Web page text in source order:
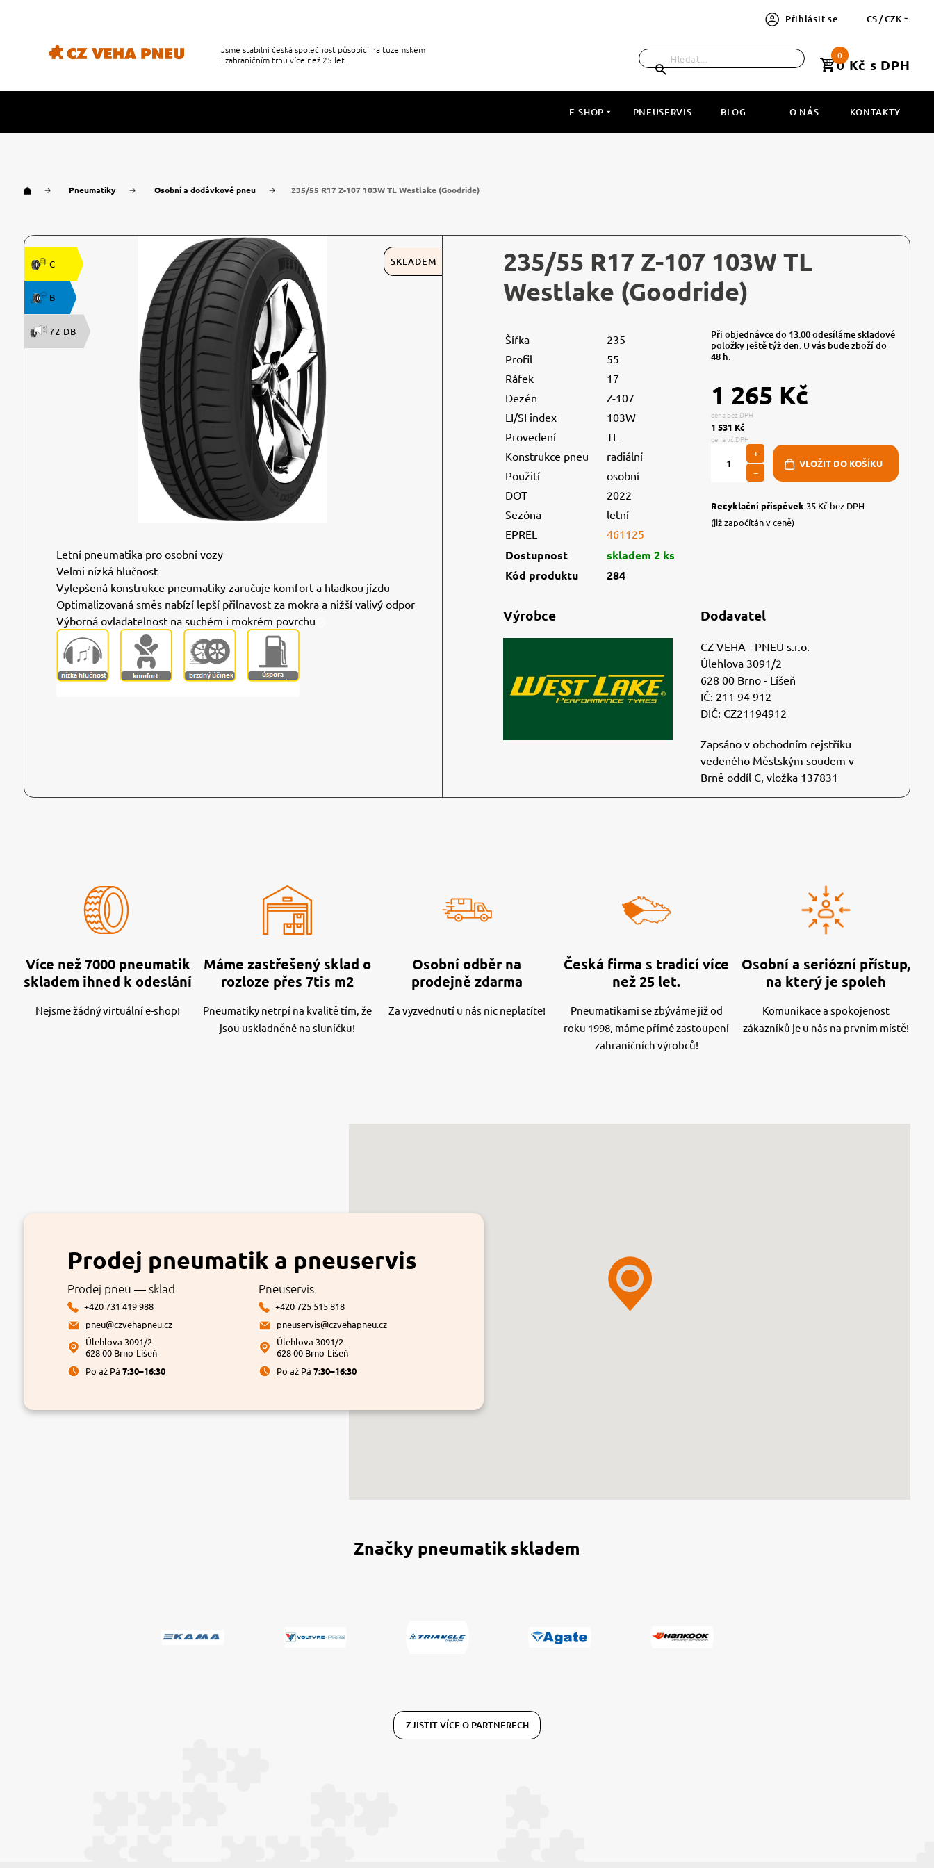
Přihlásit se CS / CZK
Jsme stabilní česká společnost působící na tuzemském
i zahraničním trhu více než 25 let.
0
0 Kč s DPH
E-SHOP PNEUSERVIS BLOG O NÁS KONTAKTY
Pneumatiky Osobní a dodávkové pneu 235/55 R17 Z-107 103W TL Westlake (Goodride)
SKLADEM
C
B
72 DB
Letní pneumatika pro osobní vozy
Velmi nízká hlučnost
Vylepšená konstrukce pneumatiky zaručuje komfort a hladkou jízdu
Optimalizovaná směs nabízí lepší přilnavost za mokra a nižší valivý odpor
Výborná ovladatelnost na suchém i mokrém povrchu
235/55 R17 Z-107 103W TL
Westlake (Goodride)
Šířka
235
Profil
55
Ráfek
17
Dezén
Z-107
LI/SI index
103W
Provedení
TL
Konstrukce pneu
radiální
Použití
osobní
DOT
2022
Sezóna
letní
EPREL
461125
Dostupnost
skladem 2 ks
Kód produktu
284
Při objednávce do 13:00 odesíláme skladové
položky ještě týž den. U vás bude zboží do
48 h.
1 265 Kč
cena bez DPH
1 531 Kč
cena vč.DPH
+
−
Recyklační příspěvek 35 Kč bez DPH
(již započítán v ceně)
Výrobce Dodavatel
CZ VEHA - PNEU s.r.o.
Úlehlova 3091/2
628 00 Brno - Líšeň
IČ: 211 94 912
DIČ: CZ21194912
Zapsáno v obchodním rejstříku
vedeného Městským soudem v
Brně oddíl C, vložka 137831
Více než 7000 pneumatik
skladem ihned k odeslání
Nejsme žádný virtuální e-shop!
Máme zastřešený sklad o
rozloze přes 7tis m2
Pneumatiky netrpí na kvalitě tím, že
jsou uskladněné na sluníčku!
Osobní odběr na
prodejně zdarma
Za vyzvednutí u nás nic neplatíte!
Česká firma s tradicí více
než 25 let.
Pneumatikami se zbýváme již od
roku 1998, máme přímé zastoupení
zahraničních výrobců!
Osobní a seriózní přístup,
na který je spoleh
Komunikace a spokojenost
zákazníků je u nás na prvním místě!
Prodej pneumatik a pneuservis
Prodej pneu — sklad
+420 731 419 988
pneu@czvehapneu.cz
Úlehlova 3091/2
628 00 Brno-Líšeň
Po až Pá 7:30–16:30
Pneuservis
+420 725 515 818
pneuservis@czvehapneu.cz
Úlehlova 3091/2
628 00 Brno-Líšeň
Po až Pá7:30–16:30
Značky pneumatik skladem
ZJISTIT VÍCE O PARTNERECH